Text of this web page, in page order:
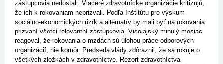
zástupcovia nedostali. Viaceré zdravotnícke organizácie kritizujú,
že ich k rokovaniam neprizvali. Podľa Inštitútu pre výskum
sociálno-ekonomických rizík a alternatív by mali byť na rokovania
prizvaní všetci relevantní zástupcovia. Visolajský minulý mesiac
reagoval, že rokovania o mzdách sú úlohou práce odborových
organizácií, nie komôr. Predseda vlády zdôraznil, že sa rokuje o
všetkých zložkách v zdravotníctve. Rezort zdravotníctva